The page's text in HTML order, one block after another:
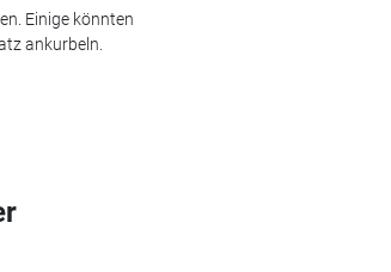
Einige könnten
ankurbeln.